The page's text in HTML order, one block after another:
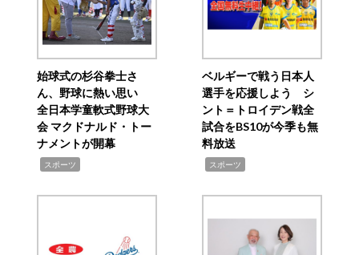
始球式の杉谷拳士さ
ん、野球に熱い思い
全日本学童軟式野球大
会 マクドナルド・トー
ナメントが開幕
スポーツ
ベルギーで戦う日本人
選手を応援しよう シ
ント＝トロイデン戦全
試合をBS10が今季も無
料放送
スポーツ